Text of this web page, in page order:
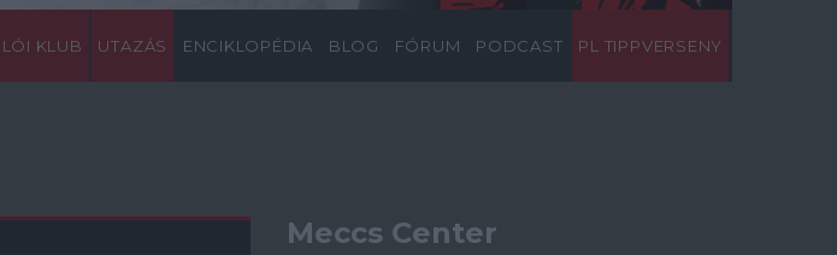
KLUB UTAZÁS ENCIKLOPÉDIA BLOG FÓRUM PODCAST PL TIPPVERSENY
Meccs Center